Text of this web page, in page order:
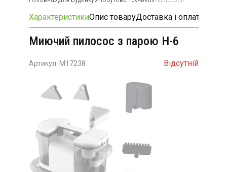
ХарактеристикиОпис товаруДоставка і оплата
Миючий пилосос з парою H-6
Артикул: M17238 Відсутній